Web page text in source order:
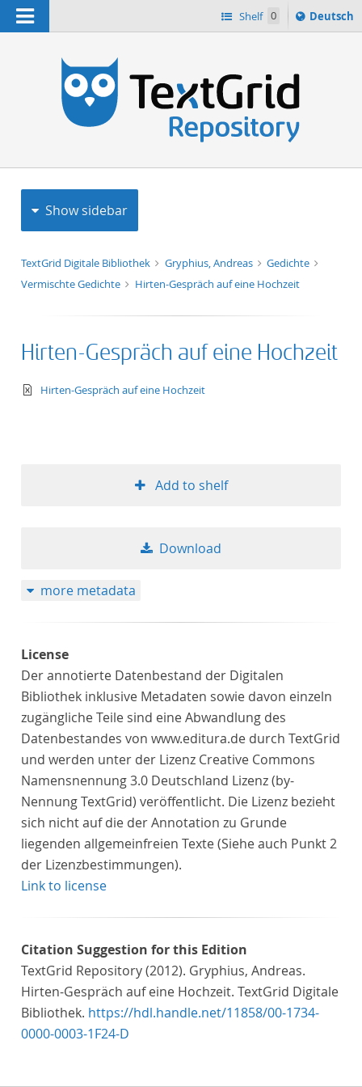
Navigation Shelf 0
Sprache
ï¿½ndern
Deutsch
Show sidebar
TextGrid Digitale Bibliothek Gryphius, Andreas
Gedichte
Vermischte Gedichte
Hirten-Gespräch auf eine Hochzeit
Hirten-Gespräch auf eine Hochzeit
text/xml
Hirten-Gespräch auf eine Hochzeit
Add to shelf
Download
more metadata
License
Der annotierte Datenbestand der Digitalen
Bibliothek inklusive Metadaten sowie davon einzeln
zugängliche Teile sind eine Abwandlung des
Datenbestandes von www.editura.de durch TextGrid
und werden unter der Lizenz Creative Commons
Namensnennung 3.0 Deutschland Lizenz (by-
Nennung TextGrid) veröffentlicht. Die Lizenz bezieht
sich nicht auf die der Annotation zu Grunde
liegenden allgemeinfreien Texte (Siehe auch Punkt 2
der Lizenzbestimmungen).
Link to license
Citation Suggestion for this Edition
TextGrid Repository (2012). Gryphius, Andreas.
Hirten-Gespräch auf eine Hochzeit. TextGrid Digitale
Bibliothek. https://hdl.handle.net/11858/00-1734-
0000-0003-1F24-D